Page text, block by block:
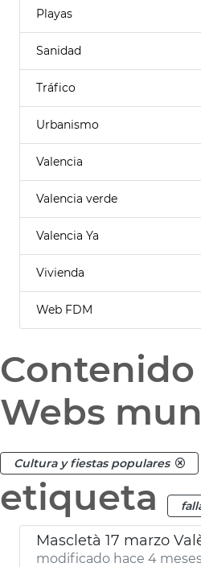
Playas
Sanidad
Tráfico
Urbanismo
Valencia
Valencia verde
Valencia Ya
Vivienda
Web FDM
Webs
Cultura y fiestas populares
etiqueta
Mascletà 17 marzo
modificado hace 4